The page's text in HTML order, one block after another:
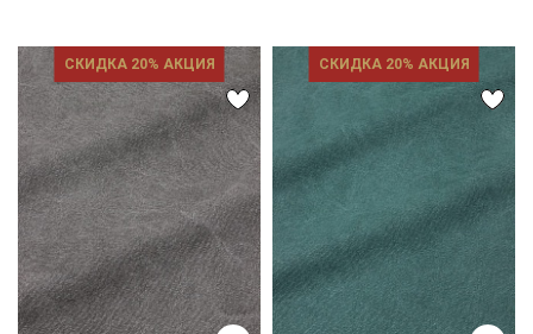
СКИДКА 20% АКЦИЯ СКИДКА 20% АКЦИЯ